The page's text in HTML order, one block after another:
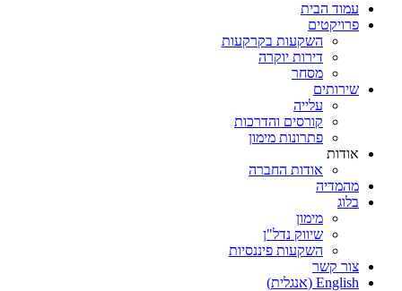
עמוד הבית
פרויקטים
השקעות בקרקעות
דירות יוקרה
מסחר
שירותים
עלייה
קורסים והדרכות
פתרונות מימון
אודות
אודות החברה
מהמדיה
בלוג
מימון
שיווק נדל"ן
השקעות פיננסיות
צור קשר
English
(אנגלית)